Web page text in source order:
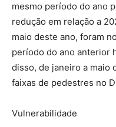
mesmo período do ano
redução em relação a
maio deste ano, foram
período do ano anterior
disso, de janeiro a maio
faixas de pedestres no
Vulnerabilidade